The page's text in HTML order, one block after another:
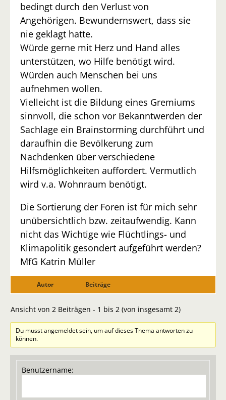
bedingt durch den Verlust von
Angehörigen. Bewundernswert, dass sie
nie geklagt hatte.
Würde gerne mit Herz und Hand alles
unterstützen, wo Hilfe benötigt wird.
Würden auch Menschen bei uns
aufnehmen wollen.
Vielleicht ist die Bildung eines Gremiums
sinnvoll, die schon vor Bekanntwerden der
Sachlage ein Brainstorming durchführt und
daraufhin die Bevölkerung zum
Nachdenken über verschiedene
Hilfsmöglichkeiten auffordert. Vermutlich
wird v.a. Wohnraum benötigt.
Die Sortierung der Foren ist für mich sehr
unübersichtlich bzw. zeitaufwendig. Kann
nicht das Wichtige wie Flüchtlings- und
Klimapolitik gesondert aufgeführt werden?
MfG Katrin Müller
Autor Beiträge
Ansicht von 2 Beiträgen - 1 bis 2 (von insgesamt 2)
Du musst angemeldet sein, um auf dieses Thema antworten zu
können.
Benutzername: